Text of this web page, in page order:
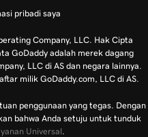
pribadi saya
Company, LLC. Hak Cipta
GoDaddy adalah merek dagang
LLC di AS dan negara lainnya.
milik GoDaddy.com, LLC di AS.
penggunaan yang tegas. Dengan
bahwa Anda setuju untuk tunduk
Universal .